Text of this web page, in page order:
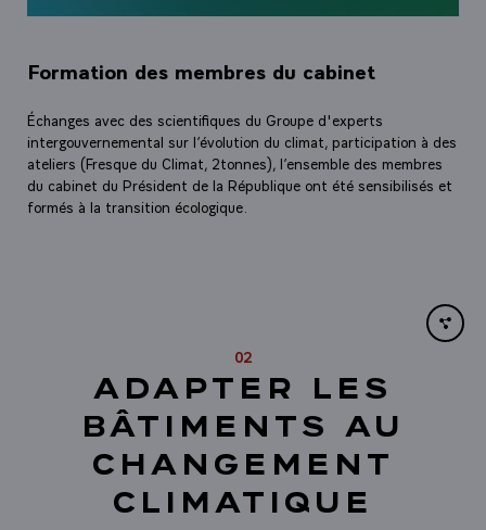
Formation des membres du cabinet
Échanges avec des scientifiques du Groupe d'experts
intergouvernemental sur l’évolution du climat, participation à des
ateliers (Fresque du Climat, 2tonnes), l’ensemble des membres
du cabinet du Président de la République ont été sensibilisés et
formés à la transition écologique.
02
ADAPTER LES
BÂTIMENTS AU
CHANGEMENT
CLIMATIQUE
Share